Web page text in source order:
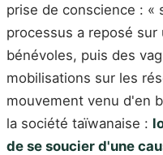
prise de conscience : «
processus a reposé
bénévoles, puis des
mobilisations sur les
mouvement venu d'en
la société taïwanaise :
de se soucier d'une